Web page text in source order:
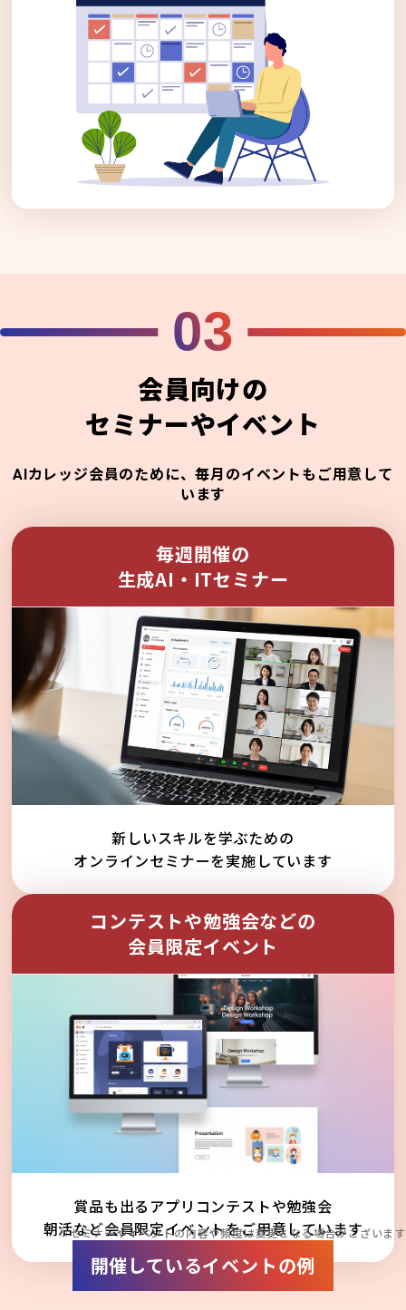
03
会員向けの
セミナーやイベント
AIカレッジ会員のために、毎月のイベントもご用意して
います
毎週開催の
生成AI・ITセミナー
新しいスキルを学ぶための
オンラインセミナーを実施しています
コンテストや勉強会などの
会員限定イベント
賞品も出るアプリコンテストや勉強会
朝活など会員限定イベントをご用意しています
※セミナーやイベントの内容や頻度は変更となる場合がございます
開催しているイベントの例